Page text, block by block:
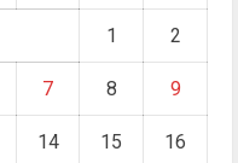
1 2
7 8 9
14 15 16